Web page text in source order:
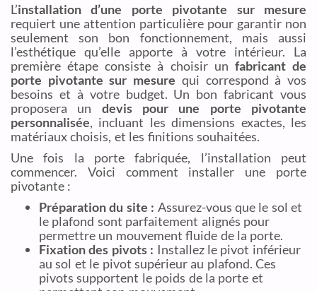
L’installation d’une porte pivotante sur mesure
requiert une attention particulière pour garantir non
seulement son bon fonctionnement, mais aussi
l’esthétique qu’elle apporte à votre intérieur. La
première étape consiste à choisir un fabricant de
porte pivotante sur mesure qui correspond à vos
besoins et à votre budget. Un bon fabricant vous
proposera un devis pour une porte pivotante
personnalisée, incluant les dimensions exactes, les
matériaux choisis, et les finitions souhaitées.
Une fois la porte fabriquée, l’installation peut
commencer. Voici comment installer une porte
pivotante :
Préparation du site : Assurez-vous que le sol et
le plafond sont parfaitement alignés pour
permettre un mouvement fluide de la porte.
Fixation des pivots : Installez le pivot inférieur
au sol et le pivot supérieur au plafond. Ces
pivots supportent le poids de la porte et